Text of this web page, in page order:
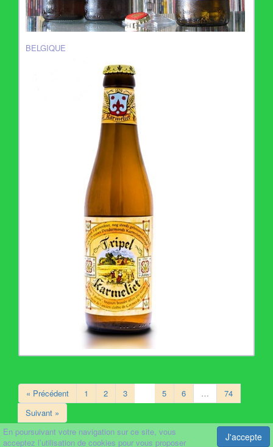
En poursuivant votre navigation sur ce site, vous
acceptez l’utilisation de cookies pour vous proposer
J'accepte
BELGIQUE
« Précédent 1 2 3 5 6 …
74
Suivant »